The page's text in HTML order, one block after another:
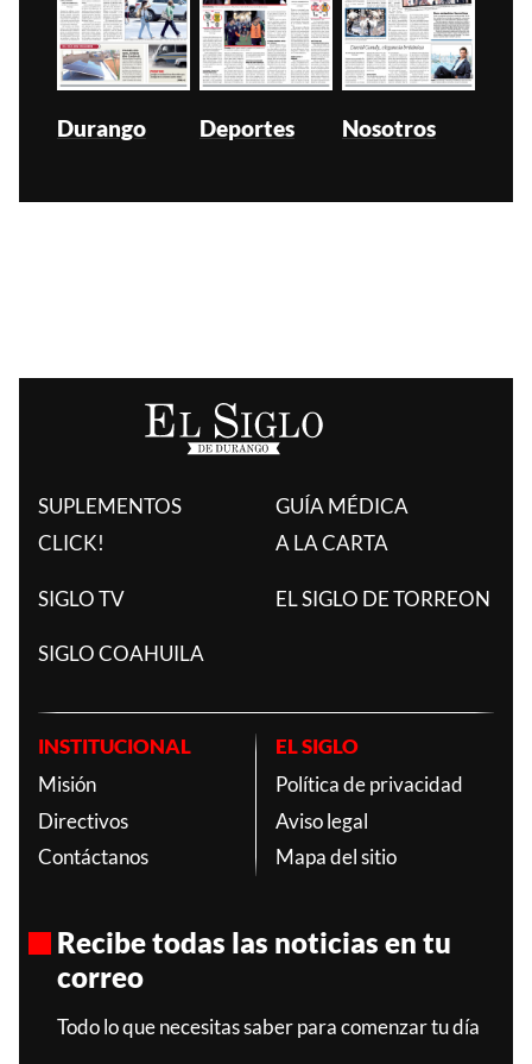
Durango Deportes Nosotros
SUPLEMENTOS
CLICK!
GUÍA MÉDICA
A LA CARTA
SIGLO TV EL SIGLO DE TORREON
SIGLO COAHUILA
INSTITUCIONAL
Misión
Directivos
Contáctanos
EL SIGLO
Política de privacidad
Aviso legal
Mapa del sitio
Recibe todas las noticias en tu
correo
Todo lo que necesitas saber para comenzar tu día